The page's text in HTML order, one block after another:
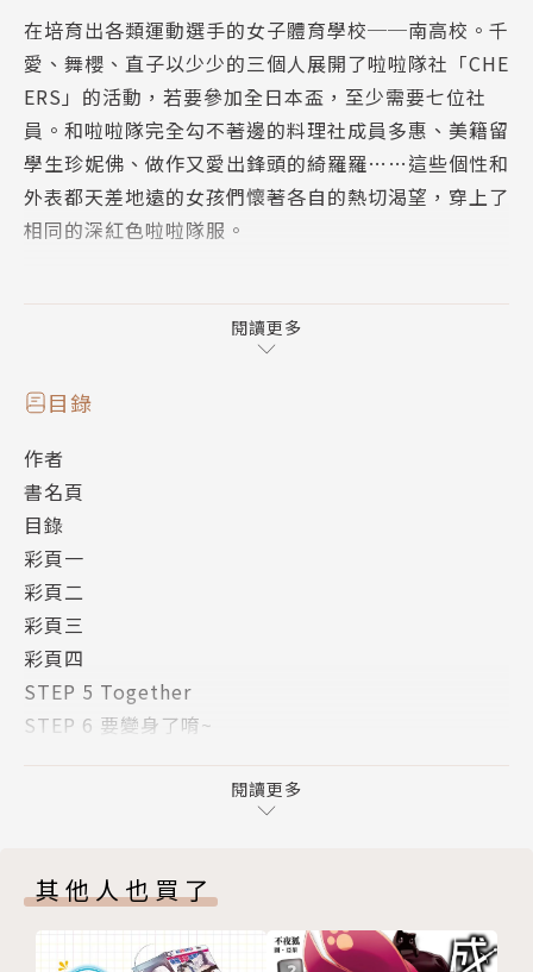
在培育出各類運動選手的女子體育學校──南高校。千
愛、舞櫻、直子以少少的三個人展開了啦啦隊社「CHE
ERS」的活動，若要參加全日本盃，至少需要七位社
員。和啦啦隊完全勾不著邊的料理社成員多惠、美籍留
學生珍妮佛、做作又愛出鋒頭的綺羅羅……這些個性和
外表都天差地遠的女孩們懷著各自的熱切渴望，穿上了
相同的深紅色啦啦隊服。
南高校二年級，隸屬於料理社。性格怯懦，只有珍妮佛
珍妮佛 伊達美紀子 DATE MIKIKO
南高校二年級。從啦啦隊發源地美國來到日本留學。
高梨綺羅羅 TAKANASHI KIRARA
南高校二年級。愛出鋒頭的麻煩製造者。
作者簡介
以SF冒險小說《宙士羅德！》一書，獲得第3屆MF文
庫J輕小說新人獎優秀獎。《緋彈的亞莉亞》是該作家
閱讀更多
目錄
作者
書名頁
目錄
彩頁一
彩頁二
彩頁三
彩頁四
STEP 5 Together
STEP 6 要變身了唷~
閱讀更多
其他人也買了